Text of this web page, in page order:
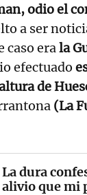
odio el
a ser
caso erala
efectuado
de
(La
La dura
alivio que mi